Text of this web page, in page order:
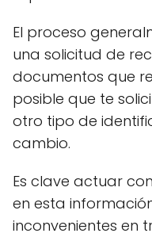
El proceso
una solicitud de
documentos que
posible que te
otro tipo de
cambio.
Es clave actuar
en esta
inconvenientes en